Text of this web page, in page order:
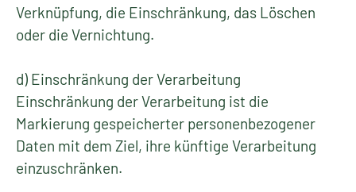
Verknüpfung, die Einschränkung, das Löschen
oder die Vernichtung.
d) Einschränkung der Verarbeitung
Einschränkung der Verarbeitung ist die
Markierung gespeicherter personenbezogener
Daten mit dem Ziel, ihre künftige Verarbeitung
einzuschränken.